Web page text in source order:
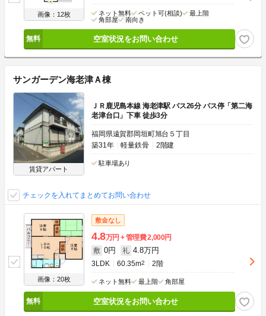
画像：12枚 ネット無料 ペット可(相談)
最上階
角部屋
南向き
空室状況をお問い合わせ
サンガーデン海老津Ａ棟
賃貸アパート
ＪＲ鹿児島本線 海老津駅 バス26分 バス停「第二海
老津台口」下車 徒歩3分
福岡県遠賀郡岡垣町旭台５丁目
築31年
軽量鉄骨 2階建
駐車場あり
チェックを入れてまとめてお問い合わせ
画像：20枚
敷金なし
4.8万円 管理費2,000円
敷 0円 礼 4.8万円
3LDK 60.35m2 2階
ネット無料 最上階 角部屋
空室状況をお問い合わせ